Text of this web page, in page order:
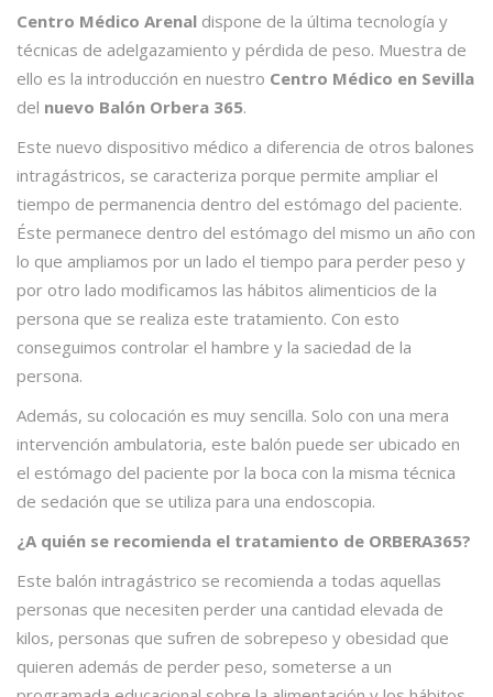
Centro Médico Arenal dispone de la última tecnología y
técnicas de adelgazamiento y pérdida de peso. Muestra de
ello es la introducción en nuestro Centro Médico en Sevilla
del nuevo Balón Orbera 365.
Este nuevo dispositivo médico a diferencia de otros balones
intragástricos, se caracteriza porque permite ampliar el
tiempo de permanencia dentro del estómago del paciente.
Éste permanece dentro del estómago del mismo un año con
lo que ampliamos por un lado el tiempo para perder peso y
por otro lado modificamos las hábitos alimenticios de la
persona que se realiza este tratamiento. Con esto
conseguimos controlar el hambre y la saciedad de la
persona.
Además, su colocación es muy sencilla. Solo con una mera
intervención ambulatoria, este balón puede ser ubicado en
el estómago del paciente por la boca con la misma técnica
de sedación que se utiliza para una endoscopia.
¿A quién se recomienda el tratamiento de ORBERA365?
Este balón intragástrico se recomienda a todas aquellas
personas que necesiten perder una cantidad elevada de
kilos, personas que sufren de sobrepeso y obesidad que
quieren además de perder peso, someterse a un